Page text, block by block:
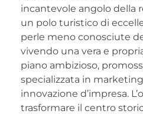
incantevole angolo della
un polo turistico di
perle meno conosciute
vivendo una vera e
piano ambizioso,
specializzata in
innovazione d’impresa.
trasformare il centro